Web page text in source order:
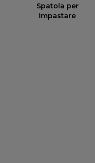
Spatola per
impastare